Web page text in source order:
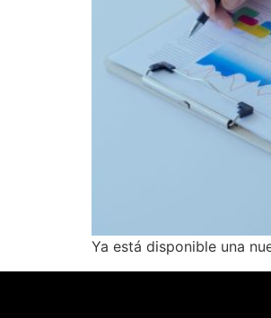
Ya está disponible una